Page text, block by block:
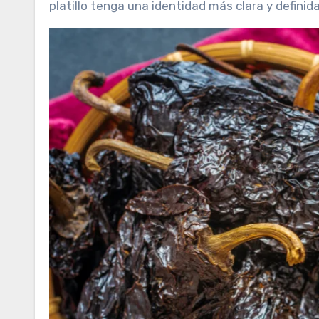
platillo tenga una identidad más clara y